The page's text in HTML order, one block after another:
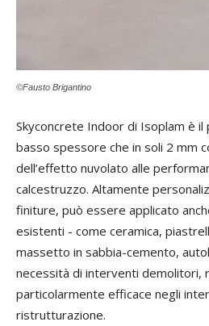
©Fausto Brigantino
Skyconcrete Indoor di Isoplam è il
basso spessore che in soli 2 mm
dell’effetto nuvolato alle
calcestruzzo. Altamente
finiture, può essere applicato
esistenti - come ceramica,
massetto in sabbia-cemento,
necessità di interventi demolitori,
particolarmente efficace negli
ristrutturazione.